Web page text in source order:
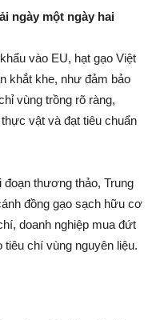
ngày một ngày hai
vào EU, hạt gạo Việt
khắt khe, như đảm bảo
vùng trồng rõ ràng,
vật và đạt tiêu chuẩn
đoạn thương thảo, Trung
đồng gạo sạch hữu cơ
doanh nghiệp mua đứt
tiêu chí vùng nguyên liệu.